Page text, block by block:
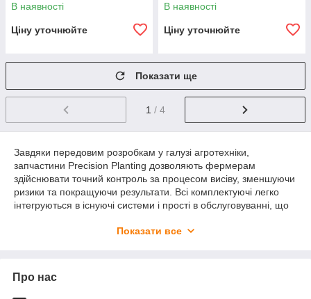
В наявності
Ціну уточнюйте
В наявності
Ціну уточнюйте
Показати ще
1 / 4
Завдяки передовим розробкам у галузі агротехніки,
запчастини Precision Planting дозволяють фермерам
здійснювати точний контроль за процесом висіву, зменшуючи
ризики та покращуючи результати. Всі комплектуючі легко
інтегруються в існуючі системи і прості в обслуговуванні, що
Оберіть запчастини і комплектуючі Precision Planting, щоб
сільськогосподарського циклу. Якість, надійність і інновації –
Показати все
Про нас